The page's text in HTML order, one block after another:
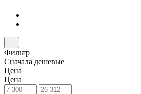
Фильтр
Сначала дешевые
Цена
Цена